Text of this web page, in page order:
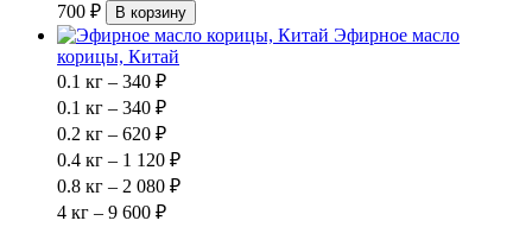
700 ₽
В корзину
Эфирное масло
корицы, Китай
0.1 кг – 340 ₽
0.1 кг – 340 ₽
0.2 кг – 620 ₽
0.4 кг – 1 120 ₽
0.8 кг – 2 080 ₽
4 кг – 9 600 ₽